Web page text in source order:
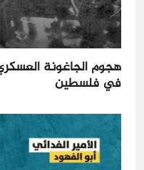
في فلسطين